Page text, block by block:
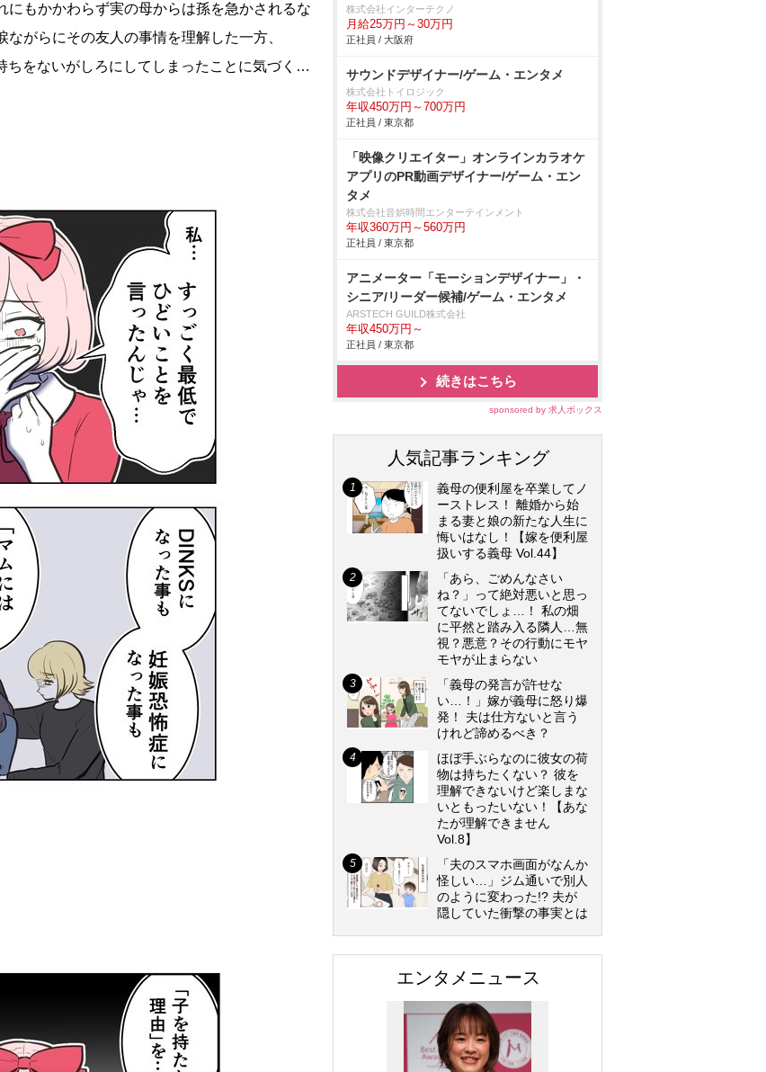
もかかわらず実の母からは孫を急かされるな
がらにその友人の事情を理解した一方、
ちをないがしろにしてしまったことに気づく…
株式会社インターテクノ
月給25万円～30万円
正社員 / 大阪府
サウンドデザイナー/ゲーム・エンタメ
株式会社トイロジック
年収450万円～700万円
正社員 / 東京都
「映像クリエイター」オンラインカラオケ
アプリのPR動画デザイナー/ゲーム・エン
タメ
株式会社音娯時間エンターテインメント
年収360万円～560万円
正社員 / 東京都
アニメーター「モーションデザイナー」・
シニア/リーダー候補/ゲーム・エンタメ
ARSTECH GUILD株式会社
年収450万円～
正社員 / 東京都
続きはこちら
sponsored by 求人ボックス
人気記事ランキング
義母の便利屋を卒業してノ
ーストレス！ 離婚から始
まる妻と娘の新たな人生に
悔いはなし！【嫁を便利屋
扱いする義母 Vol.44】
「あら、ごめんなさい
ね？」って絶対悪いと思っ
てないでしょ…！ 私の畑
に平然と踏み入る隣人…無
視？悪意？その行動にモヤ
モヤが止まらない
「義母の発言が許せな
い…！」嫁が義母に怒り爆
発！ 夫は仕方ないと言う
けれど諦めるべき？
ほぼ手ぶらなのに彼女の荷
物は持ちたくない？ 彼を
理解できないけど楽しまな
いともったいない！【あな
たが理解できません
Vol.8】
「夫のスマホ画面がなんか
怪しい…」ジム通いで別人
のように変わった!? 夫が
隠していた衝撃の事実とは
エンタメニュース